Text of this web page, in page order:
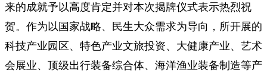
来的成就予以高度肯定并对本次揭牌仪式表示热烈祝
贺。作为以国家战略、民生大众需求为导向，所开展的
科技产业园区、特色产业文旅投资、大健康产业、艺术
会展业、顶级出行装备综合体、海洋渔业装备制造等产